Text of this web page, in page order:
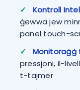
✓
Kontroll
ġewwa jew
panel touch-
✓
Monitoraġġ
pressjoni, il-
t-tajmer